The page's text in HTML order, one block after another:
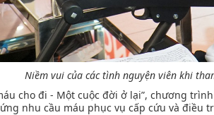
Niềm vui của các tình nguyện viên khi
cho đi - Một cuộc đời ở lại”, chương
nhu cầu máu phục vụ cấp cứu và điều